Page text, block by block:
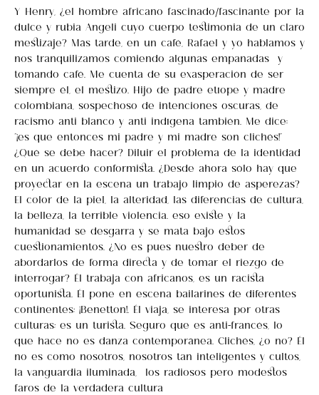
Y Henry, ¿el hombre africano fascinado/fascinante por la
dulce y rubia Angeli cuyo cuerpo testimonia de un claro
mestizaje? Más tarde, en un café, Rafael y yo hablamos y
nos tranquilizamos comiendo algunas empanadas y
tomando café. Me cuenta de su exasperación de ser
siempre él, el mestizo. Hijo de padre etíope y madre
colombiana, sospechoso de intenciones oscuras, de
racismo anti blanco y anti indígena también. Me dice:
“¡es que entonces mi padre y mi madre son clichés!”
¿Qué se debe hacer? Diluir el problema de la identidad
en un acuerdo conformista. ¿Desde ahora sólo hay que
proyectar en la escena un trabajo limpio de asperezas?
El color de la piel, la alteridad, las diferencias de cultura,
la belleza, la terrible violencia… eso existe y la
humanidad se desgarra y se mata bajo estos
cuestionamientos. ¿No es pues nuestro deber de
abordarlos de forma directa y de tomar el riezgo de
interrogar? Él trabaja con africanos, es un racista
oportunista. Él pone en escena bailarines de diferentes
continentes; ¡Benetton!. Él viaja, se interesa por otras
culturas; es un turista. Seguro que es anti-francés, lo
que hace no es danza contemporánea… Clichés, ¿o no? Él
no es como nosotros, nosotros tan inteligentes y cultos,
la vanguardia iluminada, los radiosos pero modestos
faros de la verdadera cultura